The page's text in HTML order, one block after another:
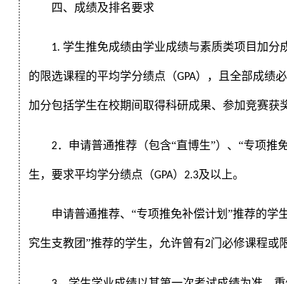
四、成绩及排名要求
1. 学生推免成绩由学业成绩与素质类项目加
的 限选课程的平均学分绩点（GPA），且全部成绩
加分包括学生在校期间取得科研成果、参加竞赛
2．申请普通推荐（包含“直博生”） 、“专项推
生，要求平均学分绩点（GPA） 2.3及以上。
申请普通推荐、“专项推免补偿计划”推荐的学
究生支教团”推荐的学生，允许曾有2门必修课程或